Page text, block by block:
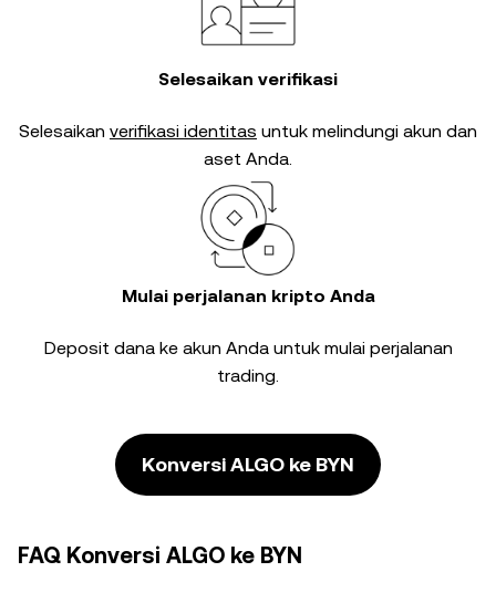
Selesaikan verifikasi
Selesaikan verifikasi identitas untuk melindungi akun dan
aset Anda.
Mulai perjalanan kripto Anda
Deposit dana ke akun Anda untuk mulai perjalanan
trading.
Konversi ALGO ke BYN
FAQ Konversi ALGO ke BYN